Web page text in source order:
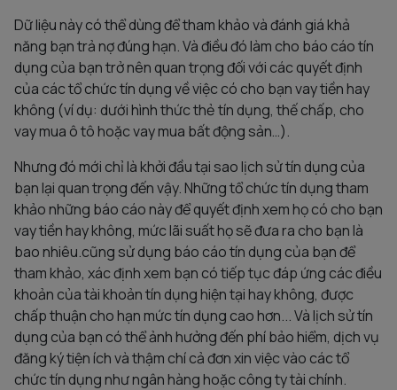
Dữ liệu này có thể dùng để tham khảo và đánh giá khả
năng bạn trả nợ đúng hạn. Và điều đó làm cho báo cáo tín
dụng của bạn trở nên quan trọng đối với các quyết định
của các tổ chức tín dụng về việc có cho bạn vay tiền hay
không (ví dụ: dưới hình thức thẻ tín dụng, thế chấp, cho
vay mua ô tô hoặc vay mua bất động sản…).
Nhưng đó mới chỉ là khởi đầu tại sao lịch sử tín dụng của
bạn lại quan trọng đến vậy. Những tổ chức tín dụng tham
khảo những báo cáo này để quyết định xem họ có cho bạn
vay tiền hay không, mức lãi suất họ sẽ đưa ra cho bạn là
bao nhiêu.cũng sử dụng báo cáo tín dụng của bạn để
tham khảo, xác định xem bạn có tiếp tục đáp ứng các điều
khoản của tài khoản tín dụng hiện tại hay không, được
chấp thuận cho hạn mức tín dụng cao hơn... Và lịch sử tín
dụng của bạn có thể ảnh hưởng đến phí bảo hiểm, dịch vụ
đăng ký tiện ích và thậm chí cả đơn xin việc vào các tổ
chức tín dụng như ngân hàng hoặc công ty tài chính.